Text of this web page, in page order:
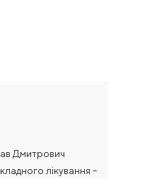
Дмитрович
лікування –